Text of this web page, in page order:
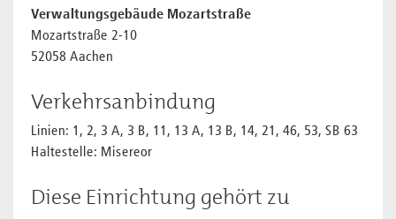
Verwaltungsgebäude Mozartstraße
Mozartstraße 2-10
52058 Aachen
Verkehrsanbindung
Linien: 1, 2, 3 A, 3 B, 11, 13 A, 13 B, 14, 21, 46, 53, SB 63
Haltestelle: Misereor
Diese Einrichtung gehört zu